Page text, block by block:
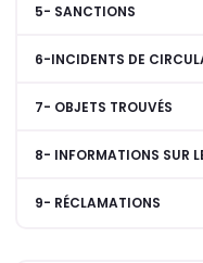
5- SANCTIONS
6-INCIDENTS DE
7- OBJETS TROUVÉS
8- INFORMATIONS SUR
9- RÉCLAMATIONS